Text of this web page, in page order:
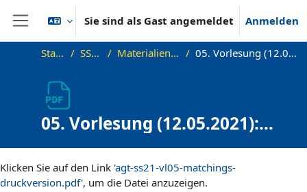
Zum Hauptinhalt
Website-Übersicht
Sie sind als Gast angemeldet Anmelden
Startseite SS21_AGT Materialien zur Vorlesung 05. Vorlesung (12.05.2021): Druckversion
05. Vorlesung (12.05.2021):
Druckversion
Klicken Sie auf den Link 'agt-ss21-vl05-matchings-
druckversion.pdf', um die Datei anzuzeigen.